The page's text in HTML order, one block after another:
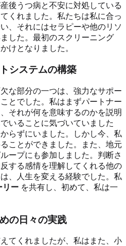
後うつ病と不安に対処している
くれました。私たちは私に合っ
、それにはセラピーや他のリソ
した。最初のスクリーニング
けとなりました。
システムの構築
な部分の一つは、強力なサポー
とでした。私はまずパートナー
それが何を意味するのかを説明
いることに気づいていました
らずにいました。しかし今、私
ことができました。また、地元
ープにも参加しました。判断さ
する感情を理解してくれる他の
、人生を変える経験でした。私
リー を共有し、初めて、私は一
の日々の実践
てくれましたが、私はまた、小